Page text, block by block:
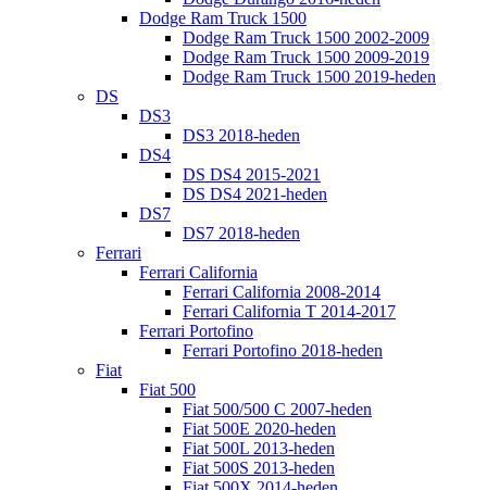
Dodge Ram Truck 1500
Dodge Ram Truck 1500 2002-2009
Dodge Ram Truck 1500 2009-2019
Dodge Ram Truck 1500 2019-heden
DS
DS3
DS3 2018-heden
DS4
DS DS4 2015-2021
DS DS4 2021-heden
DS7
DS7 2018-heden
Ferrari
Ferrari California
Ferrari California 2008-2014
Ferrari California T 2014-2017
Ferrari Portofino
Ferrari Portofino 2018-heden
Fiat
Fiat 500
Fiat 500/500 C 2007-heden
Fiat 500E 2020-heden
Fiat 500L 2013-heden
Fiat 500S 2013-heden